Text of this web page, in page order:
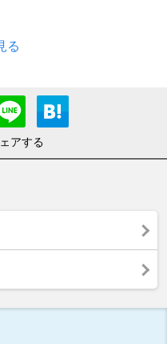
る
アする